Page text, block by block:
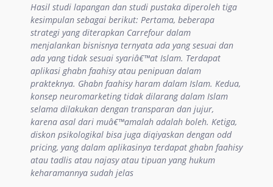
Hasil studi lapangan dan studi pustaka diperoleh tiga
kesimpulan sebagai berikut: Pertama, beberapa
strategi yang diterapkan Carrefour dalam
menjalankan bisnisnya ternyata ada yang sesuai dan
ada yang tidak sesuai syariâ€™at Islam. Terdapat
aplikasi ghabn faahisy atau penipuan dalam
prakteknya. Ghabn faahisy haram dalam Islam. Kedua,
konsep neuromarketing tidak dilarang dalam Islam
selama dilakukan dengan transparan dan jujur,
karena asal dari muâ€™amalah adalah boleh. Ketiga,
diskon psikologikal bisa juga diqiyaskan dengan odd
pricing, yang dalam aplikasinya terdapat ghabn faahisy
atau tadlis atau najasy atau tipuan yang hukum
keharamannya sudah jelas